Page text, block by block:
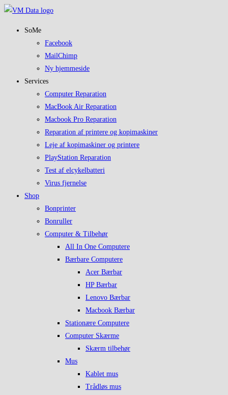
Skip
SoMe
Facebook
MailChimp
Ny hjemmeside
Services
Computer Reparation
MacBook Air Reparation
Macbook Pro Reparation
Reparation af printere og kopimaskiner
Leje af kopimaskiner og printere
PlayStation Reparation
Test af elcykelbatteri
Virus fjernelse
Shop
Bonprinter
Bonruller
Computer & Tilbehør
All In One Computere
Bærbare Computere
Acer Bærbar
HP Bærbar
Lenovo Bærbar
Macbook Bærbar
Stationære Computere
Computer Skærme
Skærm tilbehør
Mus
Kablet mus
Trådløs mus